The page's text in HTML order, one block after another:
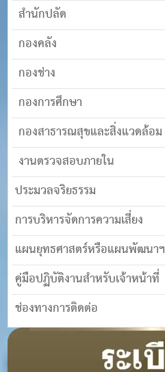
สำนักปลัด
กองคลัง
กองช่าง
กองการศึกษา
กองสาธารณสุขและสิ่งแวดล้อม
งานตรวจสอบภายใน
ประมวลจริยธรรม
การบริหารจัดการความเสี่ยง
แผนยุทธศาสตร์หรือแผนพัฒนาฯ
คู่มือปฏิบัติงานสำหรับเจ้าหน้าที่
ช่องทางการติดต่อ